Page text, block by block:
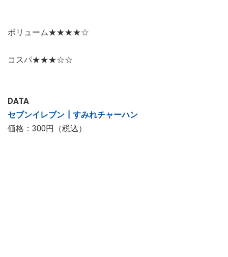
ボリューム★★★★☆
コスパ★★★☆☆
DATA
セブンイレブン┃すみれチャーハン
価格：300円（税込）